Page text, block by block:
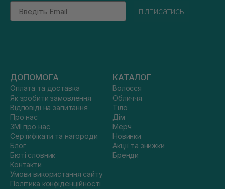
Email
підписатись
ДОПОМОГА
Оплата та доставка
Як зробити замовлення
Відповіді на запитання
Про нас
ЗМІ про нас
Сертифікати та нагороди
Блог
Бюті словник
Контакти
Умови використання сайту
Політика конфіденційності
КАТАЛОГ
Волосся
Обличчя
Тіло
Дім
Мерч
Новинки
Акції та знижки
Бренди